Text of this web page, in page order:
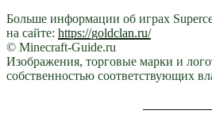
Больше информации об играх
на сайте: https://goldclan.ru/
© Minecraft-Guide.ru
Изображения, торговые марки и
собственностью соответствующих